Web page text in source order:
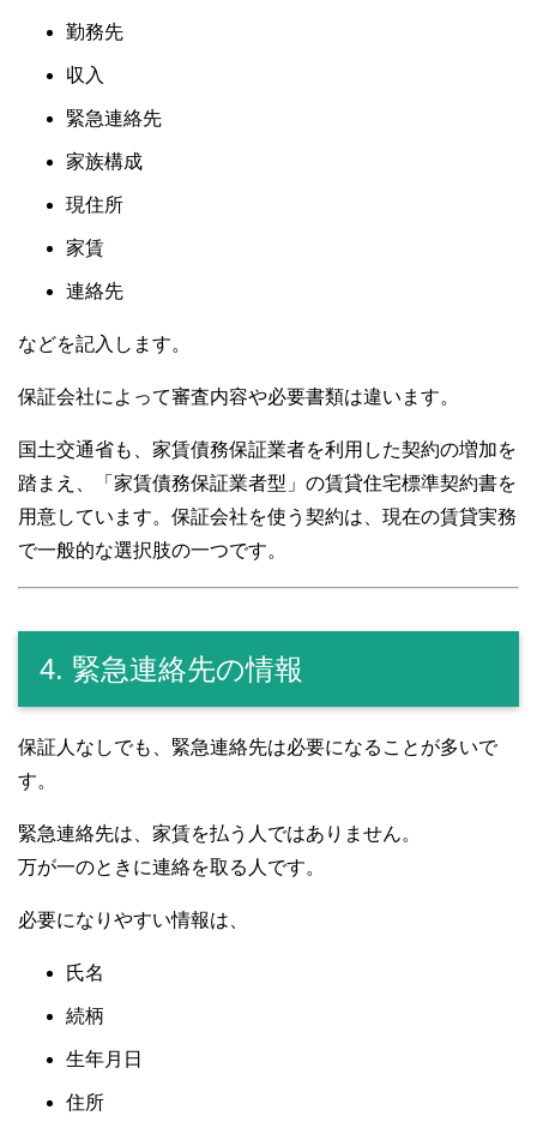
勤務先
収入
緊急連絡先
家族構成
現住所
家賃
連絡先
などを記入します。
保証会社によって審査内容や必要書類は違います。
国土交通省も、家賃債務保証業者を利用した契約の増加を
踏まえ、「家賃債務保証業者型」の賃貸住宅標準契約書を
用意しています。保証会社を使う契約は、現在の賃貸実務
で一般的な選択肢の一つです。
4. 緊急連絡先の情報
保証人なしでも、緊急連絡先は必要になることが多いで
す。
緊急連絡先は、家賃を払う人ではありません。
万が一のときに連絡を取る人です。
必要になりやすい情報は、
氏名
続柄
生年月日
住所